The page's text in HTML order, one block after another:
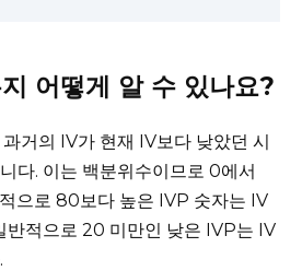
어떻게 알 수 있나요?
거의 IV가 현재 IV보다 낮았던 시
다. 이는 백분위수이므로 0에서
으로 80보다 높은 IVP 숫자는 IV
반적으로 20 미만인 낮은 IVP는 IV